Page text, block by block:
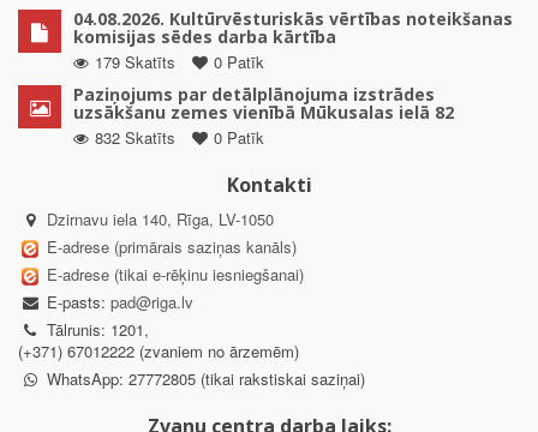
04.08.2026. Kultūrvēsturiskās vērtības noteikšanas
komisijas sēdes darba kārtība
179 Skatīts
0 Patīk
Paziņojums par detālplānojuma izstrādes
uzsākšanu zemes vienībā Mūkusalas ielā 82
832 Skatīts
0 Patīk
Kontakti
Dzirnavu iela 140, Rīga, LV-1050
E-adrese (primārais saziņas kanāls)
E-adrese (tikai e-rēķinu iesniegšanai)
E-pasts: pad@riga.lv
Tālrunis: 1201,
(+371) 67012222 (zvaniem no ārzemēm)
WhatsApp: 27772805 (tikai rakstiskai saziņai)
Zvanu centra darba laiks: